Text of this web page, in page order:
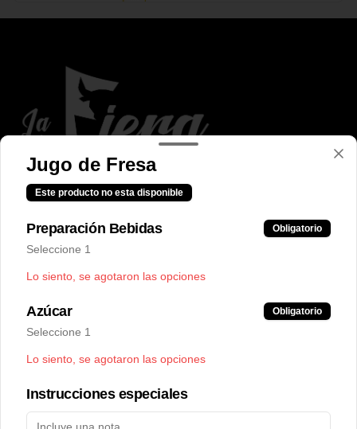
Conócenos
Despacho
Términos y condiciones
Política de privacidad
Redes sociales
Facebook
Jugo de Fresa
Este producto no esta disponible
Preparación Bebidas Obligatorio
Seleccione 1
Lo siento, se agotaron las opciones
Azúcar Obligatorio
Seleccione 1
Lo siento, se agotaron las opciones
Instrucciones especiales